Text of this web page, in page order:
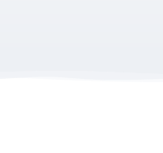
geprint op 200 grams